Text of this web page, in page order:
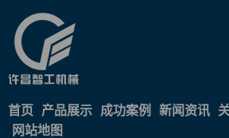
首页 产品展示 成功案例 新闻资讯
网站地图